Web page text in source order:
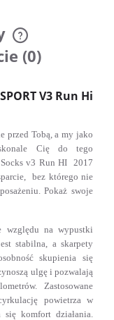
(0)
V3 Run Hi
przed Tobą, a my jako
Cię do tego
v3 Run HI 2017
bez którego nie
Pokaż swoje
względu na wypustki
stabilna, a skarpety
skupienia się
ulgę i pozwalają
Zastosowane
powietrza w
komfort działania.